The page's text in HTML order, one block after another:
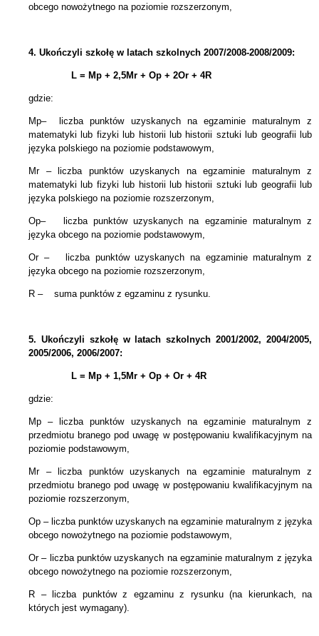
obcego nowożytnego na poziomie rozszerzonym,
4. Ukończyli szkołę w latach szkolnych 2007/2008-2008/2009:
L = Mp + 2,5Mr + Op + 2Or + 4R
gdzie:
Mp– liczba punktów uzyskanych na egzaminie maturalnym z
matematyki lub fizyki lub historii lub historii sztuki lub geografii lub
języka polskiego na poziomie podstawowym,
Mr – liczba punktów uzyskanych na egzaminie maturalnym z
matematyki lub fizyki lub historii lub historii sztuki lub geografii lub
języka polskiego na poziomie rozszerzonym,
Op– liczba punktów uzyskanych na egzaminie maturalnym z
języka obcego na poziomie podstawowym,
Or – liczba punktów uzyskanych na egzaminie maturalnym z
języka obcego na poziomie rozszerzonym,
R – suma punktów z egzaminu z rysunku.
5. Ukończyli szkołę w latach szkolnych 2001/2002, 2004/2005,
2005/2006, 2006/2007:
L = Mp + 1,5Mr + Op + Or + 4R
gdzie:
Mp – liczba punktów uzyskanych na egzaminie maturalnym z
przedmiotu branego pod uwagę w postępowaniu kwalifikacyjnym na
poziomie podstawowym,
Mr – liczba punktów uzyskanych na egzaminie maturalnym z
przedmiotu branego pod uwagę w postępowaniu kwalifikacyjnym na
poziomie rozszerzonym,
Op – liczba punktów uzyskanych na egzaminie maturalnym z języka
obcego nowożytnego na poziomie podstawowym,
Or – liczba punktów uzyskanych na egzaminie maturalnym z języka
obcego nowożytnego na poziomie rozszerzonym,
R – liczba punktów z egzaminu z rysunku (na kierunkach, na
których jest wymagany).